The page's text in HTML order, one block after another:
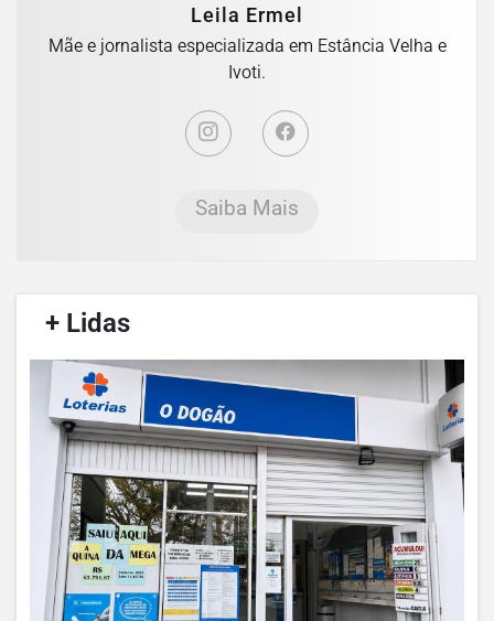
Leila Ermel
Mãe e jornalista especializada em Estância Velha e
Ivoti.
Saiba Mais
+ Lidas